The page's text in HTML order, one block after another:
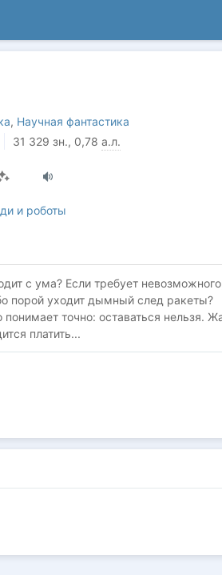
, Научная фантастика
31 329 зн., 0,78 а.л.
и роботы
с ума? Если требует
порой уходит дымный след ракеты?
точно: оставаться нельзя.
платить...